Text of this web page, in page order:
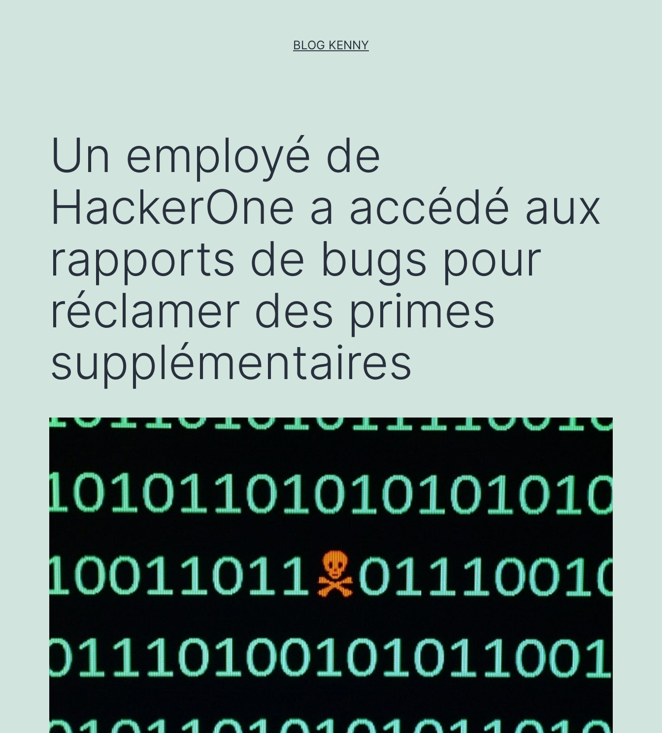
BLOG KENNY
Un employé de
HackerOne a accédé aux
rapports de bugs pour
réclamer des primes
supplémentaires